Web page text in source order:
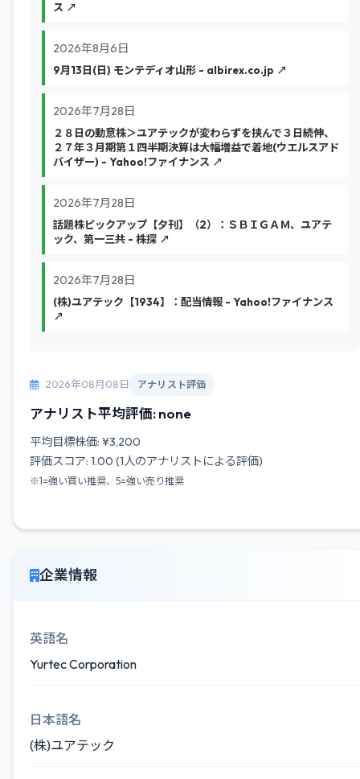
ス ↗
2026年8月6日
9月13日(日) モンテディオ山形 - albirex.co.jp ↗
2026年7月28日
２８日の動意株＞ユアテックが変わらずを挟んで３日続伸、
２７年３月期第１四半期決算は大幅増益で着地(ウエルスアド
バイザー) - Yahoo!ファイナンス ↗
2026年7月28日
話題株ピックアップ【夕刊】（2）：ＳＢＩＧＡＭ、ユアテ
ック、第一三共 - 株探 ↗
2026年7月28日
(株)ユアテック【1934】：配当情報 - Yahoo!ファイナンス
↗
2026年08月08日 アナリスト評価
アナリスト平均評価: none
平均目標株価: ¥3,200
評価スコア: 1.00 (1人のアナリストによる評価)
※1=強い買い推奨、5=強い売り推奨
企業情報
英語名
Yurtec Corporation
日本語名
(株)ユアテック